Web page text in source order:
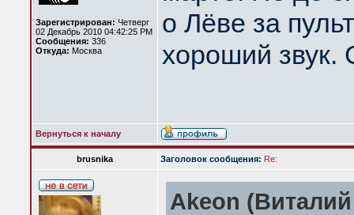
Зарегистрирован: Четверг
02 Декабрь 2010 04:42:25 PM
Сообщения: 336
Откуда: Москва
о Лёве за
хороший
Вернуться к началу
brusnika Заголовок сообщения: Re:
Akeon